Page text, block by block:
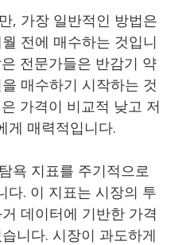
, 가장 일반적인 방법은
전에 매수하는 것입니
전문가들은 반감기 약
매수하기 시작하는 것
가격이 비교적 낮고 저
게 매력적입니다.
욕 지표를 주기적으로
다. 이 지표는 시장의 투
데이터에 기반한 가격
니다. 시장이 과도하게